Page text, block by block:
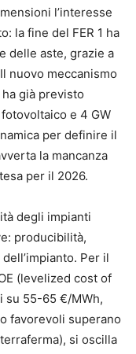
l’interesse
la fine del FER 1 ha
delle aste, grazie a
nuovo meccanismo
già previsto
e 4 GW
per definire il
la mancanza
per il 2026.
degli impianti
producibilità,
Per il
(levelized cost of
su 55-65 €/MWh,
favorevoli superano
si oscilla